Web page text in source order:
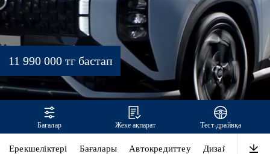
MUFASA
11 990 000 тг бастап
Бағалар Жеке ақпарат Тест-драйвқа
Ерекшеліктері Бағалары Автокредиттеу Дизайн